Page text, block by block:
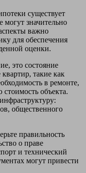
существует
значительно
важно
для обеспечения
оценки.
это состояние
такие как
в ремонте,
объекта.
общественного
правильность
о праве
и технический
могут привести